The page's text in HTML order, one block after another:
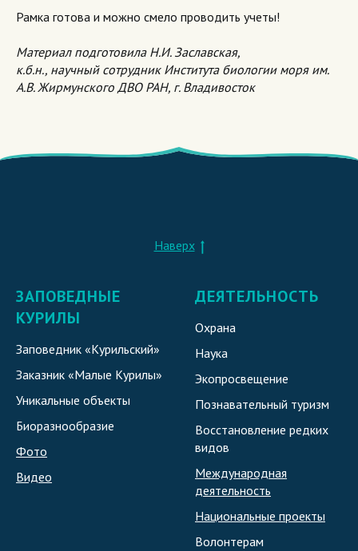
Рамка готова и можно смело проводить учеты!
Материал подготовила Н.И. Заславская,
к.б.н., научный сотрудник Института биологии моря им.
А.В. Жирмунского ДВО РАН, г. Владивосток
Наверх
ЗАПОВЕДНЫЕ
КУРИЛЫ
Заповедник «Курильский»
Заказник «Малые Курилы»
Уникальные объекты
Биоразнообразие
Фото
Видео
ДЕЯТЕЛЬНОСТЬ
Охрана
Наука
Экопросвещение
Познавательный туризм
Восстановление редких
видов
Международная
деятельность
Национальные проекты
Волонтерам